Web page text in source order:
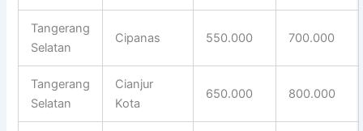
Tangerang
Selatan
Cipanas 550.000 700.000
Tangerang
Selatan
Cianjur
Kota
650.000 800.000